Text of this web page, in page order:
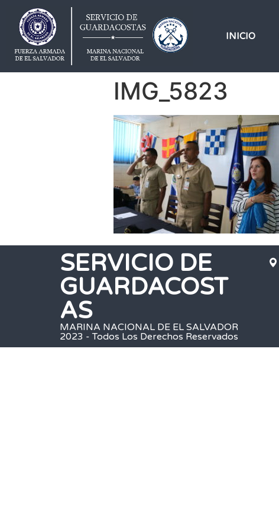
INICIO
IMG_5823
SERVICIO DE
GUARDACOST
AS
MARINA NACIONAL DE EL SALVADOR
2023 - Todos Los Derechos Reservados